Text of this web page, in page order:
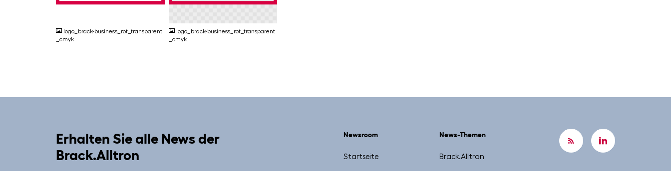
logo_brack-business_rot_transparent
_cmyk
logo_brack-business_rot_transparent
_cmyk
Erhalten Sie alle News der
Brack.Alltron
Newsroom
Startseite
News-Themen
Brack.Alltron